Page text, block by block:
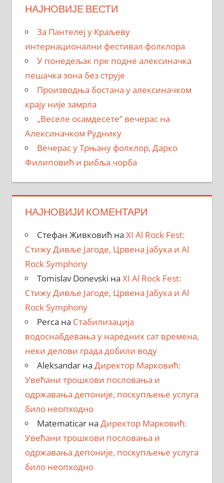
НАЈНОВИЈЕ ВЕСТИ
За Пантелеј у Краљеву
интернационални фестивал фолклора
У понедељак пре подне алексиначка
пешачка зона без струје
Производња бостана у алексиначком
крају није замрла
„Веселе осамдесете” вечерас на
Алексиначком Руднику
Вечерас у Трњану фолклор, Дарко
Филиповић и рибља чорба
НАЈНОВИЈИ КОМЕНТАРИ
Стефан Живковић на XI Al Rock Fest:
Стижу Дивље Јагоде, Црвена Јабука и Al
Rock Symphony
Tomislav Donevski на XI Al Rock Fest:
Стижу Дивље Јагоде, Црвена Јабука и Al
Rock Symphony
Perca на Стабилизација
водоснабдевања у наредних сат времена,
неки делови града добили воду
Aleksandarна Директор Марковић:
Увећани трошкови пословања и
одржавања депоније, поскупљење услуга
било неопходно
Matematicarна Директор Марковић:
Увећани трошкови пословања и
одржавања депоније, поскупљење услуга
било неопходно